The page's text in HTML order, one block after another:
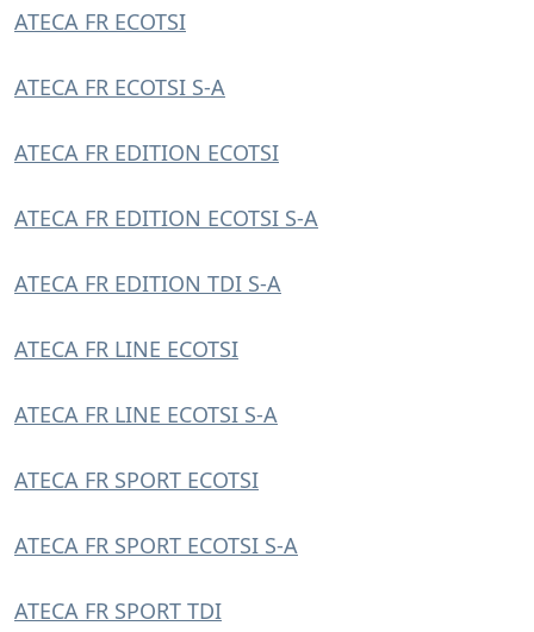
ATECA FR ECOTSI
ATECA FR ECOTSI S-A
ATECA FR EDITION ECOTSI
ATECA FR EDITION ECOTSI S-A
ATECA FR EDITION TDI S-A
ATECA FR LINE ECOTSI
ATECA FR LINE ECOTSI S-A
ATECA FR SPORT ECOTSI
ATECA FR SPORT ECOTSI S-A
ATECA FR SPORT TDI